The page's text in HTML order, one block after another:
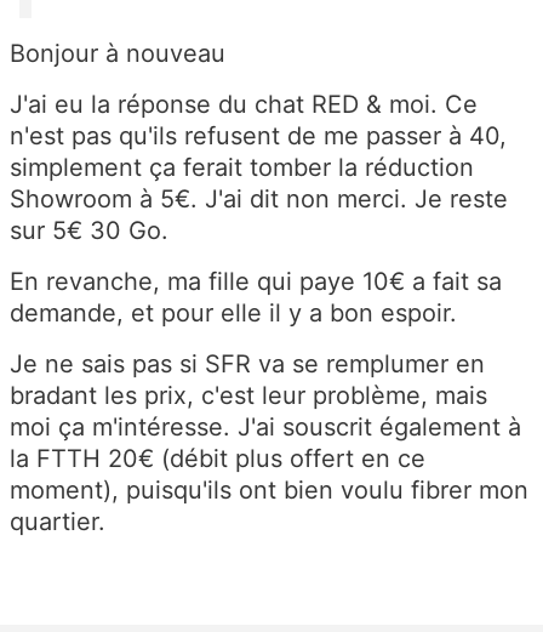
Bonjour à nouveau
J'ai eu la réponse du chat RED & moi. Ce
n'est pas qu'ils refusent de me passer à 40,
simplement ça ferait tomber la réduction
Showroom à 5€. J'ai dit non merci. Je reste
sur 5€ 30 Go.
En revanche, ma fille qui paye 10€ a fait sa
demande, et pour elle il y a bon espoir.
Je ne sais pas si SFR va se remplumer en
bradant les prix, c'est leur problème, mais
moi ça m'intéresse. J'ai souscrit également à
la FTTH 20€ (débit plus offert en ce
moment), puisqu'ils ont bien voulu fibrer mon
quartier.